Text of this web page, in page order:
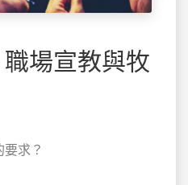
場宣教與牧
求？